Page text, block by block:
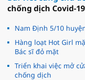
chống dịch Covid-19
Nam Định 5/10
Hàng loạt Hot Girl
Bác sĩ đỏ mặt
Triển khai việc mở
chống dịch